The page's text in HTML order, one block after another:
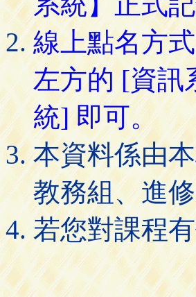
線上點名方
左方的 [資
統] 即可。
本資料係由
教務組、進
若您對課程